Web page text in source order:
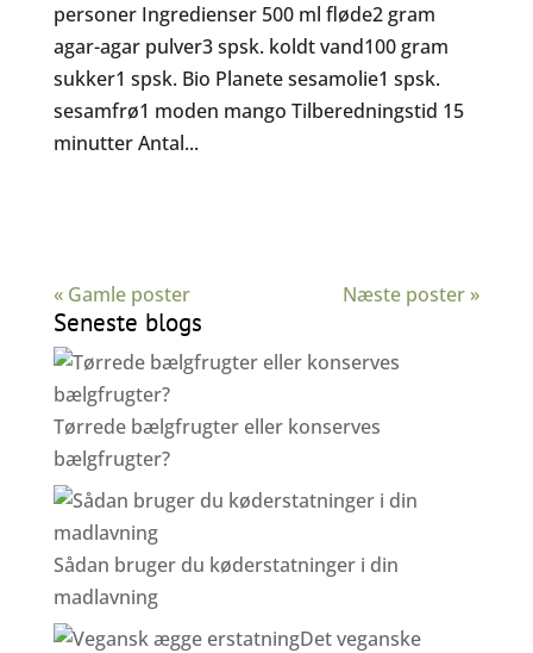
personer Ingredienser 500 ml fløde2 gram
agar-agar pulver3 spsk. koldt vand100 gram
sukker1 spsk. Bio Planete sesamolie1 spsk.
sesamfrø1 moden mango Tilberedningstid 15
minutter Antal...
« Gamle poster Næste poster »
Seneste blogs
Tørrede bælgfrugter eller konserves
bælgfrugter?
Sådan bruger du køderstatninger i din
madlavning
Det veganske